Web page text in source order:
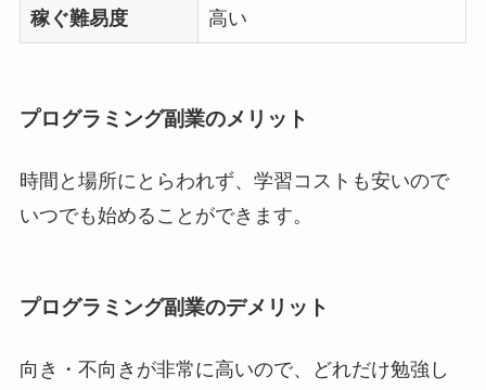
稼ぐ難易度 高い
プログラミング副業のメリット
時間と場所にとらわれず、学習コストも安いので
いつでも始めることができます。
プログラミング副業のデメリット
向き・不向きが非常に高いので、どれだけ勉強し